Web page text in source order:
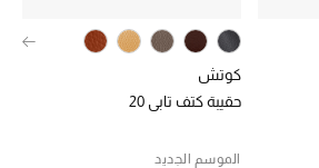
كوتش
حقيبة كتف تابي 20
الموسم الجديد